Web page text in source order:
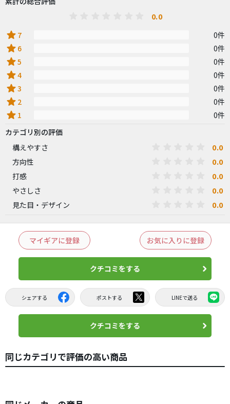
0.0
star 7 0件
star 6 0件
star5 0件
star4 0件
star3 0件
star 2 0件
star 1
0件
カテゴリ別の評価
構えやすさ
0.0
方向性 0.0
打感 0.0
やさしさ 0.0
見た目・デザイン 0.0
マイギアに登録 お気に入りに登録
クチコミをする
シェアする ポストする LINEで送る
クチコミをする
同じカテゴリで評価の高い商品